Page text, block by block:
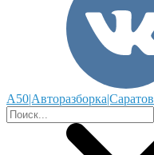
А50|Авторазборка|Саратов